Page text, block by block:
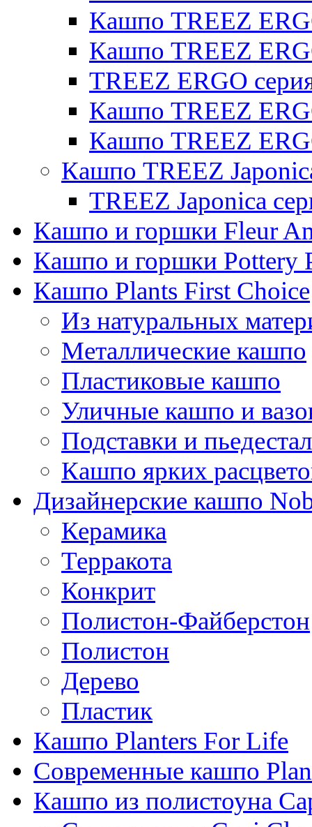
Кашпо TREEZ
Кашпо TREEZ
TREEZ ERGO
Кашпо TREEZ
Кашпо TREEZ
Кашпо TREEZ
TREEZ Japonica
Кашпо и горшки Fleur
Кашпо и горшки Pottery
Кашпо Plants First Choice
Из натуральных
Металлические кашпо
Пластиковые кашпо
Уличные кашпо и
Подставки и
Кашпо ярких
Дизайнерские кашпо
Керамика
Терракота
Конкрит
Полистон-Файберстон
Полистон
Дерево
Пластик
Кашпо Planters For Life
Современные кашпо
Кашпо из полистоуна